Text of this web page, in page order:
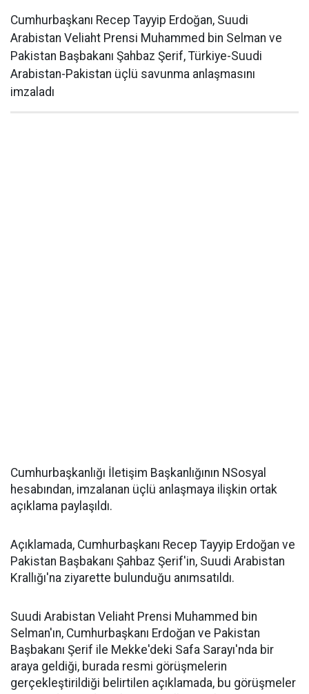
Cumhurbaşkanı Recep Tayyip Erdoğan, Suudi
Arabistan Veliaht Prensi Muhammed bin Selman ve
Pakistan Başbakanı Şahbaz Şerif, Türkiye-Suudi
Arabistan-Pakistan üçlü savunma anlaşmasını
imzaladı
Cumhurbaşkanlığı İletişim Başkanlığının NSosyal
hesabından, imzalanan üçlü anlaşmaya ilişkin ortak
açıklama paylaşıldı.
Açıklamada, Cumhurbaşkanı Recep Tayyip Erdoğan ve
Pakistan Başbakanı Şahbaz Şerif'in, Suudi Arabistan
Krallığı'na ziyarette bulunduğu anımsatıldı.
Suudi Arabistan Veliaht Prensi Muhammed bin
Selman'ın, Cumhurbaşkanı Erdoğan ve Pakistan
Başbakanı Şerif ile Mekke'deki Safa Sarayı'nda bir
araya geldiği, burada resmi görüşmelerin
gerçekleştirildiği belirtilen açıklamada, bu görüşmeler